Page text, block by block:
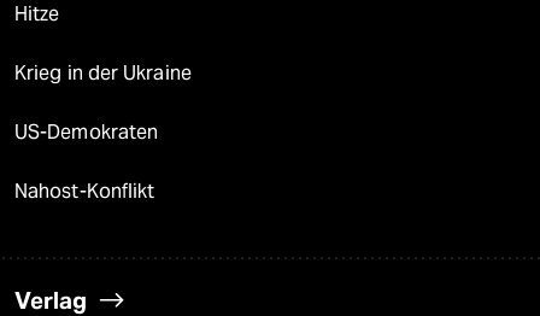
Hitze
Krieg in der Ukraine
US-Demokraten
Nahost-Konflikt
Verlag